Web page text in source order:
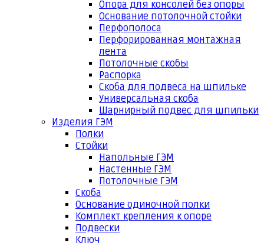
Опора для консолей без опоры
Основание потолочной стойки
Перфополоса
Перфорированная монтажная
лента
Потолочные скобы
Распорка
Скоба для подвеса на шпильке
Универсальная скоба
Шарнирный подвес для шпильки
Изделия ГЭМ
Полки
Стойки
Напольные ГЭМ
Настенные ГЭМ
Потолочные ГЭМ
Скоба
Основание одиночной полки
Комплект крепления к опоре
Подвески
Ключ